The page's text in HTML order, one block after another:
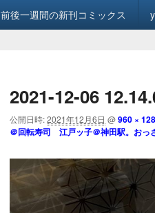
前後一週間の新刊コミックス
2021-12-06
公開日時:2021年12月6日 @960 ×
＠回転寿司 江戸ッ子＠神田駅。おっ